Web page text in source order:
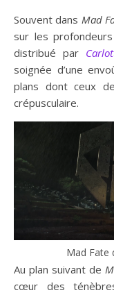
Souvent dans Mad
sur les
distribué par
soignée d’une
plans dont ceux
crépusculaire.
Mad Fate
Au plan suivant de
cœur des